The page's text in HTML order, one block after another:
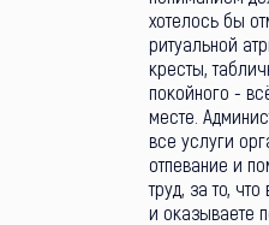
хотелось бы
ритуальной
кресты,
покойного -
месте.
все услуги
отпевание и
труд, за то,
и оказываете